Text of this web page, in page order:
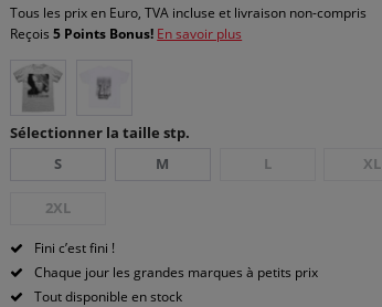
Tous les prix en Euro, TVA incluse et livraison non-compris
Reçois5 Points Bonus! En savoir plus
Sélectionner la taille stp.
S
M L XL
2XL
Fini c’est fini !
Chaque jour les grandes marques à petits prix
Tout disponible en stock